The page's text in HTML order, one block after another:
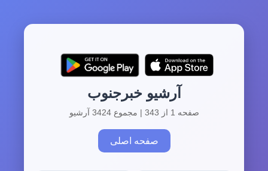
آرشیو خبرجنوب
صفحه 1 از 343 | مجموع 3424 آرشیو
صفحه اصلی